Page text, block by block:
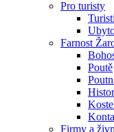
Pro turisty
Farnost
Poutě
Firmy a